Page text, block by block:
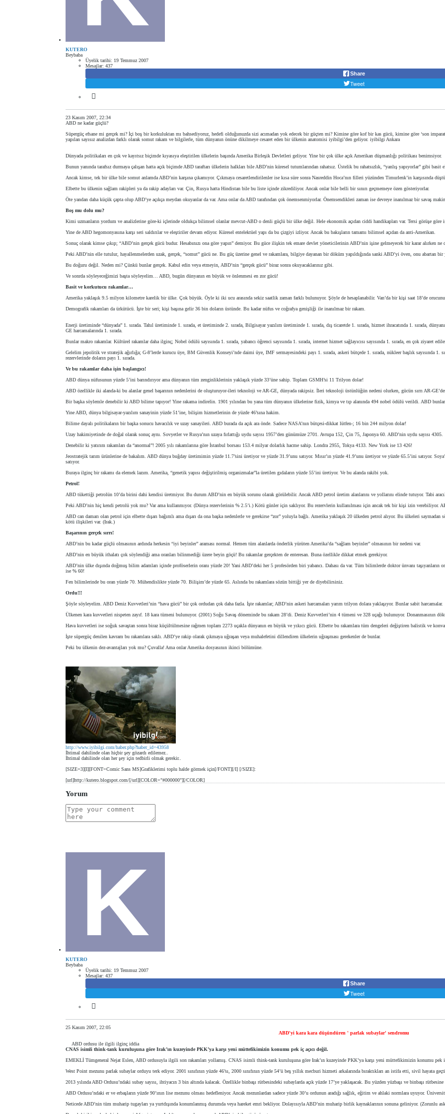
KUTERO
Beybaba
Üyelik tarihi: 19 Temmuz 2007
Mesajlar: 437
Share
Tweet
23 Kasım 2007, 22:34
ABD ne kadar güçlü?
Süpergüç efsane mi gerçek mi? İçi boş bir korkuluktan mı bahsediyoruz, hedefi olduğunuzda sizi acımadan yok edecek bir güçten mi? Kimine göre kof bir kas gücü, kimine göre ‘son
yapılan sayısız analizdan farklı olarak somut rakam ve bilgilerle, tüm dünyanın önüne dikilmeye cesaret eden bir ülkenin anatomisi iyibilgi’den geliyor. iyibilgi Ankara
Dünyada politikaları en çok ve kayıtsız biçimde kıyasıya eleştirilen ülkelerin başında Amerika Birleşik Devletleri geliyor. Yine bir çok ülke açık Amerikan düşmanlığı politikası benimsiyor.
Bunun yanında tarafsız durmaya çalışan hatta açık biçimde ABD taraftarı ülkelerin halkları bile ABD’nin küresel tutumlarından rahatsız. Üstelik bu rahatsızlık, “yanlış yapıyorlar” gibi
Ancak kimse, tek bir ülke bile somut anlamda ABD’nin karşına çıkamıyor. Çıkmaya cesaretlendirilenler ise kısa süre sonra Nasreddin Hoca’nın filleri yüzünden Timurlenk’in karşısında
Elbette bu ülkenin sağlam rakipleri ya da rakip adayları var. Çin, Rusya hatta Hindistan bile bu liste içinde zikrediliyor. Ancak onlar bile belli bir sınırı geçmemeye özen gösteriyorlar.
Öte yandan daha küçük çapta olup ABD’ye açıkça meydan okuyanlar da var. Ama onlar da ABD tarafından çok önemsenmiyorlar. Önemsendikleri zaman ise devreye inanılmaz bir savaş
Boş mu dolu mu?
Kimi uzmanların yordum ve analizlerine göre-ki içlerinde oldukça bilimsel olanlar mevcut-ABD o denli güçlü bir ülke değil. Hele ekonomik açıdan ciddi handikapları var. Tersi görüşe
Yine de ABD hegomonyasına karşı seri saldırılar ve eleştiriler devam ediyor. Küresel entelektüel yapı da bu çizgiyi izliyor. Ancak bu bakışların tamamı bilimsel açıdan da anti-Amerikan.
Sonuç olarak kimse çıkıp; “ABD’nin gerçek gücü budur. Hesabınızı ona göre yapın” demiyor. Bu güce ilişkin tek emare devlet yöneticilerinin ABD’nin işine gelmeyecek bir karar alırken
Peki ABD’nin elle tutulur, hayallenmelerden uzak, gerçek, “somut” gücü ne. Bu güç üzerine genel ve rakamlara, bilgiye dayanan bir döküm yapıldığında sanki ABD’yi öven, onu abartan bir
Bu doğuru değil. Neden mi? Çünkü bunlar gerçek. Kabul edin veya etmeyin, ABD’nin “gerçek gücü” biraz sonra okuyacaklarınız gibi.
Ve sonrda söyleyeceğimizi başta söyleyelim… ABD, bugün dünyanın en büyük ve önlenmesi en zor gücü!
Basit ve korkutucu rakamlar…
Amerika yaklaşık 9.5 milyon kilometre karelik bir ülke. Çok büyük. Öyle ki iki ucu arasında sekiz saatlik zaman farklı bulunuyor. Şöyle de hesaplanabilir. Van’da bir kişi saat 18’de
Demografik rakamları da ürkütücü. İşte bir seri; kişi başına gelir 36 bin doların üstünde. Bu kadar nüfus ve coğrafya genişliği ile inanılmaz bir rakam.
Enerji üretiminde “dünyada” 1. sırada. Tahıl üretiminde 1. sırada, et üretiminde 2. sırada, Bilgisayar yazılım üretiminde 1. sırada, dış ticaretde 1. sırada, hizmet ihracatında 1. sırada,
GE harcamalarında 1. sırada.
Bunlar makro rakamlar. Kültürel rakamlar daha ilginç; Nobel ödülü sayısında 1. sırada, yabancı öğrenci sayısında 1. sırada, internet hizmet sağlayıcısı sayısında 1. sırada, en çok ziyaret
Gelelim jepolitik ve stratejik ağırlığa; G-8’lerde kurucu üye, BM Güvenlik Konseyi’nde daimi üye, IMF sermayesindeki payı 1. sırada, askeri bütçede 1. sırada, nükleer başlık sayısında 1.
rezervlerinde doların payı 1. sırada.
Ve bu rakamlar daha işin başlangıcı!
ABD dünya nüfusunun yüzde 5’ini barındırıyor ama dünyanın tüm zenginliklerinin yaklaşık yüzde 33’üne sahip. Toplam GSMH’si 11 Trilyon dolar!
ABD özellikle iki alanda-ki bu alanlar genel başarının nedenlerini de oluşturuyor-ileri teknoloji ve AR-GE, dünyada rakipsiz. İleri teknoloji üstünlüğün nedeni olurken, gücün sırrı AR-
Bir başka söylemle denebilir ki ABD bilime tapıyor! Yine rakama indirelin. 1901 yılından bu yana tüm dünyanın ülkelerine fizik, kimya ve tıp alanında 494 nobel ödülü verildi. ABD
Yine ABD, dünya bilgisayar-yazılım sanayinin yüzde 51’ine, bilişim hizmetlerinin de yüzde 46’sına hakim.
Bilime dayalı politikaların bir başka sonucu havacılık ve uzay sanayileri. ABD burada da açık ara önde. Sadece NASA’nın bütçesi-dikkat lütfen-; 16 bin 244 milyon dolar!
Uzay hakimiyetinde de doğal olarak sonuç aynı. Sovyetler ve Rusya’nın uzaya fırlattığı uydu sayısı 1957’den günümüze 2701. Avrupa 152, Çin 75, Japonya 60. ABD’nin uydu sayısı 4305.
Denebilir ki yatırım rakamları da “anormal”! 2005 yılı rakamlarına göre İstanbul borsası 153.4 milyar dolarlık hacme sahip. Londra 2955, Tokya 4133. New York ise 13 426!
Jeostratejik tarım ürünlerine de bakalım. ABD dünya buğday üretimimin yüzde 11.7’sini üretiyor ve yüzde 31.9’unu satıyor. Mısır’ın yüzde 41.9’unu üretiyor ve yüzde 65.5’ini satıyor.
satıyor.
Buraya ilginç bir rakamı da elemek lazım. Amerika, “genetik yapısı değiştirilmiş organizmalar”la üretilen gıdaların yüzde 55’ini üretiyor. Ve bu alanda rakibi yok.
Petrol!
ABD tükettiği petrolün 10’da birini dahi kendisi üretmiyor. Bu durum ABD’nin en büyük sorunu olarak görülebilir. Ancak ABD petrol üretim alanlarını ve yollarını elinde tutuyor. Tabi
Peki ABD’nin hiç kendi petrolü yok mu? Var ama kullanmıyor. (Dünya rezervlerinin % 2.5’i.) Kötü günler için saklıyor. Bu rezervlerin kullanılması için ancak tek bir kişi izin verebiliyor.
ABD can damarı olan petrol için elbette dışarı bağımlı ama dışarı da ona başka nedenlerle ve gerekirse “zor” yoluyla bağlı. Amerika yaklaşık 20 ülkeden petrol alıyor. Bu ülkeleri
kötü ilişkileri var. (Irak.)
Başarının gerçek sırrı!
ABD’nin bu kadar güçlü olmasının ardında herkesin “iyi beyinler” araması normal. Hemen tüm alanlarda önderlik yürüten Amerika’da “sağlam beyinler” olmasının bir nedeni var.
ABD’nin en büyük ithalatı çok söylendiği ama oranları bilinmediği üzere beyin göçü! Bu rakamlar gerçekten de enteresan. Buna özellikle dikkat etmek gerekiyor.
ABD’nin ülke dışında doğmuş bilim adamları içinde proföserlerin oranı yüzde 20! Yani ABD’deki her 5 profesörden biri yabancı. Dahası da var. Tüm bilimlerde doktor ünvanı
ise % 60!
Fen bilimlerinde bu oran yüzde 70. Mühendislikte yüzde 70. Bilişim’de yüzde 65. Aslında bu rakamlara sözün bittiği yer de diyebilirsiniz.
Ordu!!!
Şöyle söyleyelim. ABD Deniz Kuvvetleri’nin “hava gücü” bir çok ordudan çok daha fazla. İşte rakamlar; ABD’nin askeri harcamaları yarım trilyon dolara yaklaşıyor. Bunlar sabit harcamalar.
Ülkenen kara kuvvetleri nispeten zayıf. 18 kara tümeni bulunuyor. (2001) Soğu Savaş döneminde bu rakam 28’di. Deniz Kuvvetleri’nin 4 tümeni ve 328 uçağı bulunuyor. Donanmasının
Hava kuvvetleri ise soğuk savaştan sonra biraz küçültülmesine rağmen toplam 2273 uçakla dünyanın en büyük ve yıkıcı gücü. Elbette bu rakamlara tüm dengeleri değiştiren balistik ve
İşte süpergüç denilen kavram bu rakamlara saklı. ABD’ye rakip olarak çıkmaya uğraşan veya muhalefetini dillendiren ülkelerin uğraşması gerekenler de bunlar.
Peki bu ülkenin dez-avantajları yok mu? Çuvalla! Ama onlar Amerika dosyasının ikinci bölümüne.
http://www.iyibilgi.com/haber.php?haber_id=43958
İhtimal dahilinde olan hiçbir şey gözardı edilemez..
İhtimal dahilinde olan her şey için tedbirli olmak gerekir..
[SIZE=3][I][FONT=Comic Sans MS]Grafiklerimi toplu halde görmek için[/FONT][/I] [/SIZE]:
[url]http://kutero.blogspot.com/[/url][COLOR="#000000"][/COLOR]
Yorum
KUTERO
Beybaba
Üyelik tarihi: 19 Temmuz 2007
Mesajlar: 437
Share
Tweet
25 Kasım 2007, 22:05
ABD'yi kara kara düşündüren ' parlak subaylar' sendromu
ABD ordusu ile ilgili ilginç iddia
CNAS isimli think-tank kuruluşuna göre Irak’ın kuzeyinde PKK’ya karşı yeni müttefikimizin konumu pek iç açıcı değil.
EMEKLİ Tümgeneral Nejat Eslen, ABD ordusuyla ilgili son rakamları yollamış. CNAS isimli think-tank kuruluşuna göre Irak’ın kuzeyinde PKK’ya karşı yeni müttefikimizin konumu pek
West Point mezunu parlak subaylar orduyu terk ediyor. 2001 sınıfının yüzde 46’sı, 2000 sınıfının yüzde 54’ü beş yıllık mecburi hizmeti arkalarında bıraktıkları an istifa etti, sivil hayata
2013 yılında ABD Ordusu’ndaki subay sayısı, ihtiyacın 3 bin altında kalacak. Özellikle binbaşı rütbesindeki subaylarda açık yüzde 17’ye yaklaşacak. Bu yüzden yüzbaşı ve binbaşı
ABD Ordusu’ndaki er ve erbaşların yüzde 90’ının lise mezunu olması hedefleniyor. Ancak mezunlardan sadece yüzde 30’u ordunun aradığı sağlık, eğitim ve ahlaki normlara uyuyor.
Neticede ABD’nin tüm muharip tugayları ya yurtdışında konumlanmış durumda veya hareket emri bekliyor. Dolayısıyla ABD’nin muharip birlik kaynaklarının sonuna geliniyor. (Zorunlu